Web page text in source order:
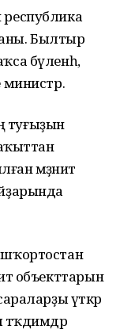
Былтыр
бүленһә,
министр.
туғыҙын
мәҙәниәт
объекттарын
үткәрә